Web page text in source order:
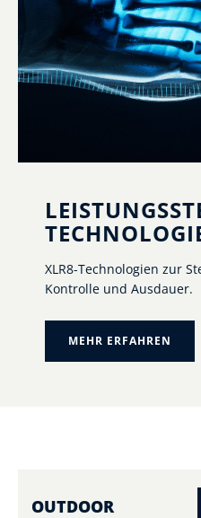
XLR8-Technologien zur
Kontrolle und Ausdauer.
MEHR ERFAHREN
OUTDOOR